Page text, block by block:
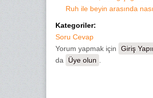
Ruh ile beyin arasında
Kategoriler:
Soru Cevap
Yorum yapmak için
Giriş
da
Üye olun